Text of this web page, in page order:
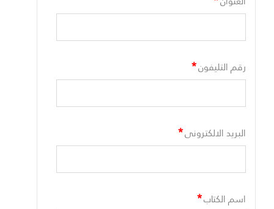
رقم التليفون*
البريد الالكترونى*
اسم الكتاب*